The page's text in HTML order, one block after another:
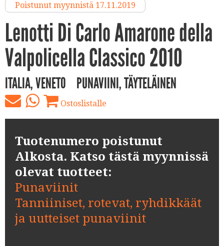
Poistunut myynnistä 17.11.2019
Lenotti Di Carlo Amarone della
Valpolicella Classico 2010
ITALIA, VENETO PUNAVIINI, TÄYTELÄINEN
Ostoslistalle
Tuotenumero poistunut
Alkosta. Katso tästä myynnissä
olevat tuotteet:
Punaviinit
Tanniiniset, rotevat, ryhdikkäät
ja uutteiset punaviinit